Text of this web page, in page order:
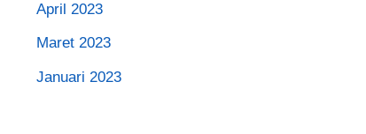
April 2023
Maret 2023
Januari 2023